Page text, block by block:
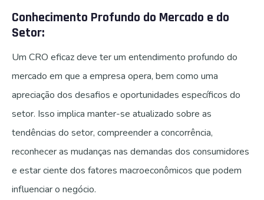
Conhecimento Profundo do Mercado e do
Setor:
Um CRO eficaz deve ter um entendimento profundo do
mercado em que a empresa opera, bem como uma
apreciação dos desafios e oportunidades específicos do
setor. Isso implica manter-se atualizado sobre as
tendências do setor, compreender a concorrência,
reconhecer as mudanças nas demandas dos consumidores
e estar ciente dos fatores macroeconômicos que podem
influenciar o negócio.